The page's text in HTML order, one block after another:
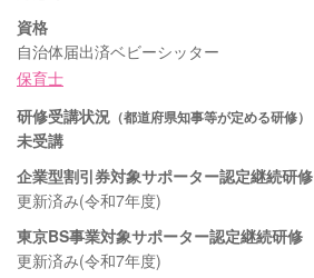
資格
自治体届出済ベビーシッター
保育士
研修受講状況 （都道府県知事等が定める研修）
未受講
企業型割引券対象サポーター認定継続研修
更新済み(令和7年度)
東京BS事業対象サポーター認定継続研修
更新済み(令和7年度)